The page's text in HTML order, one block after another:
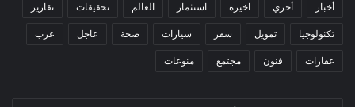
أخبار أخري اخيره استثمار العالم تحقيقات تقارير
تكنولوجيا تمويل سفر سيارات صحة عاجل عرب
عقارات فنون مجتمع منوعات